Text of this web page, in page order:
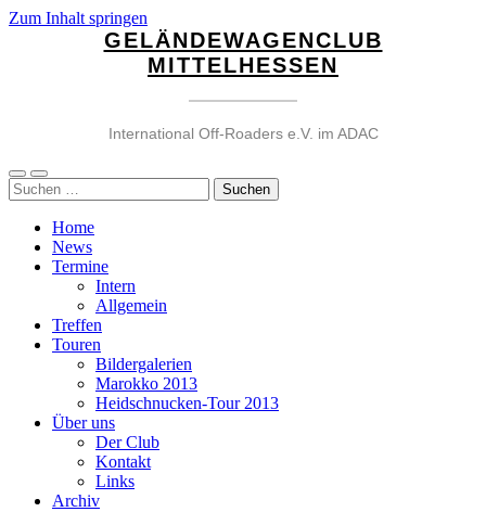
Zum Inhalt springen
GELÄNDEWAGENCLUB
MITTELHESSEN
International Off-Roaders e.V. im ADAC
Mobile-
Menü
Suchfeld
ein-/ausblenden
Suchen
nach:
Home
News
Termine
Intern
Allgemein
Treffen
Touren
Bildergalerien
Marokko 2013
Heidschnucken-Tour 2013
Über uns
Der Club
Kontakt
Links
Archiv